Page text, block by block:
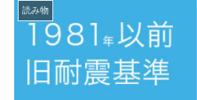
読み物